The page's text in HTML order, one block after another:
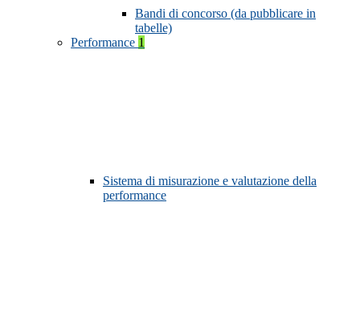
Bandi di concorso (da pubblicare in
tabelle)
Performance 1
Sistema di misurazione e valutazione della
performance